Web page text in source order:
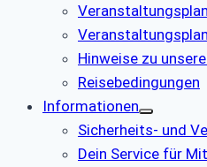
Hinweise zu
Reisebedingungen
Informationen
Sicherheits- und
Dein Service für